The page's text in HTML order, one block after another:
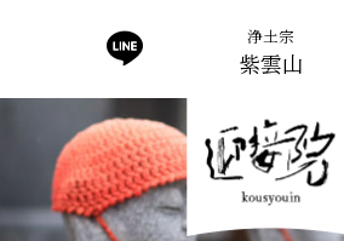
浄土宗
紫雲山